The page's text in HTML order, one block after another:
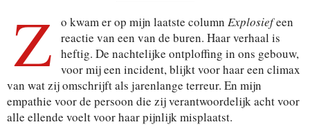
Z o kwam er op mijn laatste column Explosiefeen
reactie van een van de buren. Haar verhaal is
heftig. De nachtelijke ontploffing in ons gebouw,
voor mij een incident, blijkt voor haar een climax
van wat zij omschrijft als jarenlange terreur. En mijn
empathie voor de persoon die zij verantwoordelijk acht voor
alle ellende voelt voor haar pijnlijk misplaatst.